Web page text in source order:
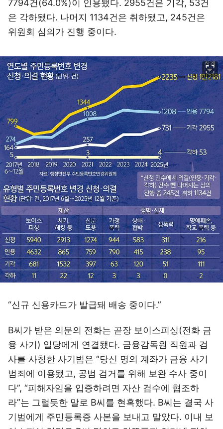
7794건(64.0%)이 인용됐다. 2955건은 기각, 53건
은 각하됐다. 나머지 1134건은 취하됐고, 245건은
위원회 심의가 진행 중이다.
“신규 신용카드가 발급돼 배송 중이다.”
B씨가 받은 의문의 전화는 곧장 보이스피싱(전화 금
융 사기) 일당에게 연결됐다. 금융감독원 직원과 검
사를 사칭한 사기범은 “당신 명의 계좌가 금융 사기
범죄에 이용됐고, 공범 검거를 위해 보완 수사 중이
다”, “피해자임을 입증하려면 자산 검수에 협조하
라”는 그럴듯한 말로 B씨를 현혹했다. B씨는 결국 사
기범에게 주민등록증 사본을 보내고 말았다. 이내 보